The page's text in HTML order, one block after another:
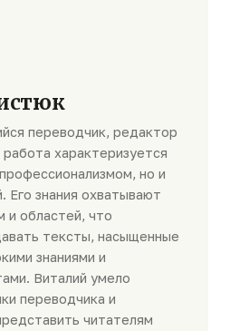
переводчик, редактор
характеризуется
но и
Его знания охватывают
и областей, что
тексты, насыщенные
знаниями и
Виталий умело
переводчика и
читателям